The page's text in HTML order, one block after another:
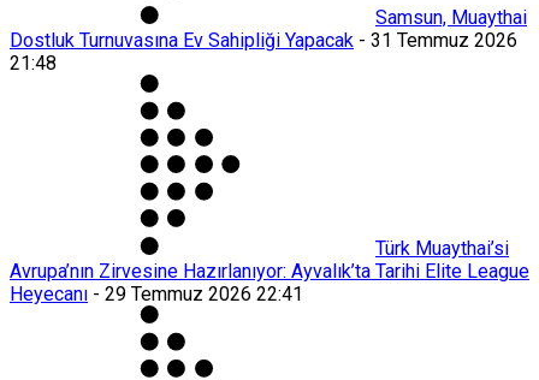
Samsun, Muaythai
Dostluk Turnuvasına Ev Sahipliği Yapacak - 31 Temmuz 2026
21:48
Türk Muaythai’si
Avrupa’nın Zirvesine Hazırlanıyor: Ayvalık’ta Tarihi Elite League
Heyecanı - 29 Temmuz 2026 22:41